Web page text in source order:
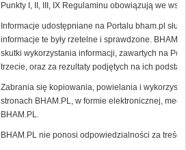
Punkty I, II, III, IX Regulaminu obowiązują we
Informacje udostępniane na Portalu bham.pl
informacje te były rzetelne i sprawdzone.
skutki wykorzystania informacji, zawartych na
trzecie, oraz za rezultaty podjętych na ich
Zabrania się kopiowania, powielania i
stronach BHAM.PL, w formie elektronicznej,
BHAM.PL.
BHAM.PL nie ponosi odpowiedzialności za